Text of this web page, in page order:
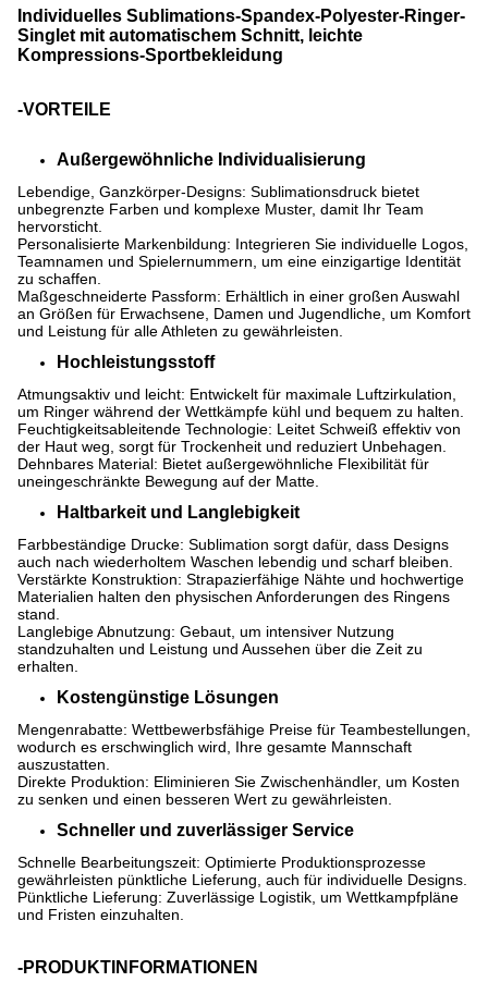
Individuelles Sublimations-Spandex-Polyester-Ringer-
Singlet mit automatischem Schnitt, leichte
Kompressions-Sportbekleidung
-VORTEILE
Außergewöhnliche Individualisierung
Lebendige, Ganzkörper-Designs: Sublimationsdruck bietet
unbegrenzte Farben und komplexe Muster, damit Ihr Team
hervorsticht.
Personalisierte Markenbildung: Integrieren Sie individuelle Logos,
Teamnamen und Spielernummern, um eine einzigartige Identität
zu schaffen.
Maßgeschneiderte Passform: Erhältlich in einer großen Auswahl
an Größen für Erwachsene, Damen und Jugendliche, um Komfort
und Leistung für alle Athleten zu gewährleisten.
Hochleistungsstoff
Atmungsaktiv und leicht: Entwickelt für maximale Luftzirkulation,
um Ringer während der Wettkämpfe kühl und bequem zu halten.
Feuchtigkeitsableitende Technologie: Leitet Schweiß effektiv von
der Haut weg, sorgt für Trockenheit und reduziert Unbehagen.
Dehnbares Material: Bietet außergewöhnliche Flexibilität für
uneingeschränkte Bewegung auf der Matte.
Haltbarkeit und Langlebigkeit
Farbbeständige Drucke: Sublimation sorgt dafür, dass Designs
auch nach wiederholtem Waschen lebendig und scharf bleiben.
Verstärkte Konstruktion: Strapazierfähige Nähte und hochwertige
Materialien halten den physischen Anforderungen des Ringens
stand.
Langlebige Abnutzung: Gebaut, um intensiver Nutzung
standzuhalten und Leistung und Aussehen über die Zeit zu
erhalten.
Kostengünstige Lösungen
Mengenrabatte: Wettbewerbsfähige Preise für Teambestellungen,
wodurch es erschwinglich wird, Ihre gesamte Mannschaft
auszustatten.
Direkte Produktion: Eliminieren Sie Zwischenhändler, um Kosten
zu senken und einen besseren Wert zu gewährleisten.
Schneller und zuverlässiger Service
Schnelle Bearbeitungszeit: Optimierte Produktionsprozesse
gewährleisten pünktliche Lieferung, auch für individuelle Designs.
Pünktliche Lieferung: Zuverlässige Logistik, um Wettkampfpläne
und Fristen einzuhalten.
-PRODUKTINFORMATIONEN